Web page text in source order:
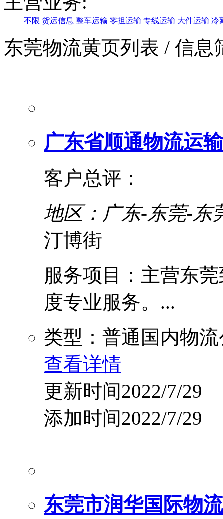
不限 货运信息 整车运输 零担运输 专线运输 大件运输 冷
东莞物流黄页列表 / 信息
广东省顺通物流运
客户总评：
地区：广东-东莞-东
汀博街
服务项目：主营东
度专业服务。...
类型：普通国内物
查看详情
更新时间2022/7/29
添加时间2022/7/29
东莞市润华国际物